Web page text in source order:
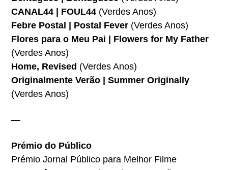
CANAL44 | FOUL44 (Verdes Anos)
Febre Postal | Postal Fever (Verdes Anos)
Flores para o Meu Pai | Flowers for My Father
(Verdes Anos)
Home, Revised (Verdes Anos)
Originalmente Verão | Summer Originally
(Verdes Anos)
—
Prémio do Público
Prémio Jornal Público para Melhor Filme